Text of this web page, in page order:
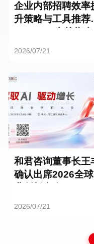
企业内部招聘效率
升策略与工具推荐
2026/07/21
和君咨询董事长王
确认出席2026全
2026/07/21